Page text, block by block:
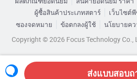
คำถามที่ 3
หรือไม่
ได้เราสามารถแจกตัวอย่างฟรีไ
คำถามที่ 4คุณให้บริการ OEM และส
ของเราได้หรือไม่
เครื่องล้างทำความสะอาดอุตสาหกร
เครื่องซักผ้าอุตสาหกรรมมืออาชีพ
ผู้ซื้อสินค้าประเภทสตาร์
เว็บไซต์
ซองจดหมาย
ข้อตกลงผู้ใช้ นโยบายค
Copyright © 2026 Focus Technology Co.,
ส่งแบบสอบถ